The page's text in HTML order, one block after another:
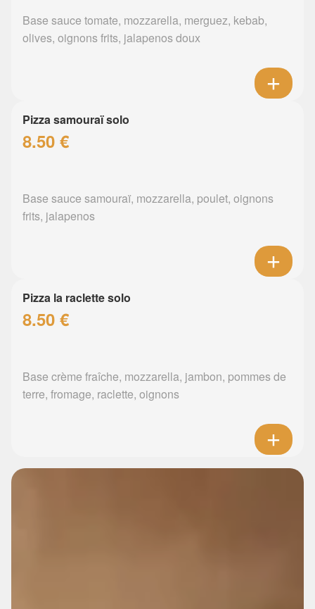
Base sauce tomate, mozzarella, merguez, kebab,
olives, oignons frits, jalapenos doux
Pizza samouraï solo
8.50 €
Base sauce samouraï, mozzarella, poulet, oignons
frits, jalapenos
Pizza la raclette solo
8.50 €
Base crème fraîche, mozzarella, jambon, pommes de
terre, fromage, raclette, oignons